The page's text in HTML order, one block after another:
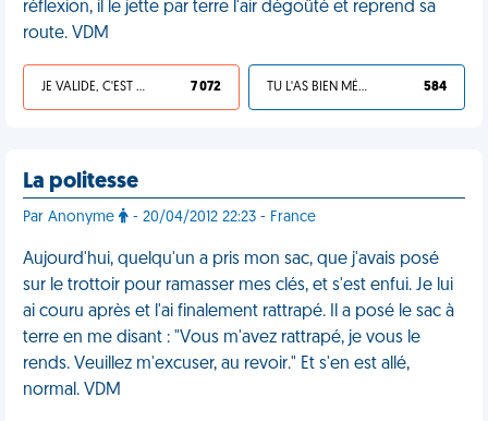
réflexion, il le jette par terre l'air dégoûté et reprend sa
route. VDM
JE VALIDE, C'EST UNE VDM 7 072 TU L'AS BIEN MÉRITÉ 584
La politesse
Par Anonyme - 20/04/2012 22:23 - France
Aujourd'hui, quelqu'un a pris mon sac, que j'avais posé
sur le trottoir pour ramasser mes clés, et s'est enfui. Je lui
ai couru après et l'ai finalement rattrapé. Il a posé le sac à
terre en me disant : "Vous m'avez rattrapé, je vous le
rends. Veuillez m'excuser, au revoir." Et s'en est allé,
normal. VDM